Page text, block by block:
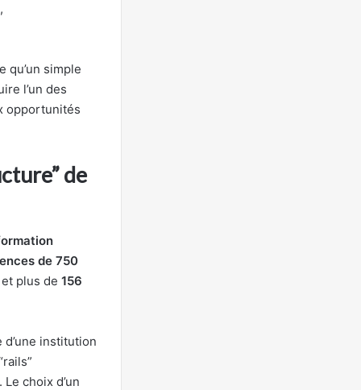
qu’un simple
l’un des
opportunités
de
de 750
plus de 156
institution
choix d’un